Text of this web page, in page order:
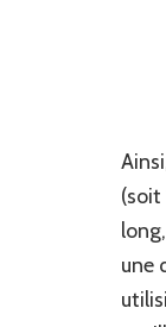
(soit
une